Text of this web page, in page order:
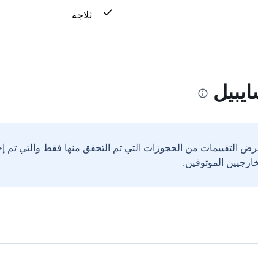
ثلاجة
التقييمات من الحجوزات التي تم التحقق منها فقط والتي